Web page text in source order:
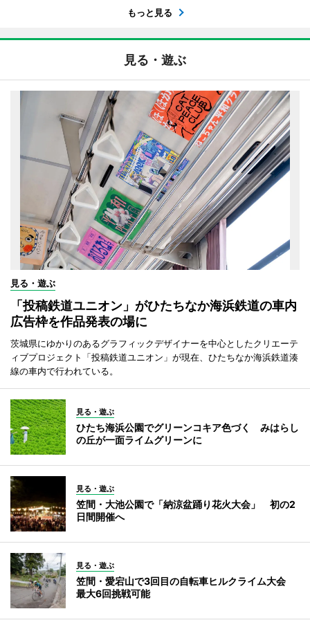
もっと見る
見る・遊ぶ
見る・遊ぶ
「投稿鉄道ユニオン」がひたちなか海浜鉄道の車内
広告枠を作品発表の場に
茨城県にゆかりのあるグラフィックデザイナーを中心としたクリエーテ
ィブプロジェクト「投稿鉄道ユニオン」が現在、ひたちなか海浜鉄道湊
線の車内で行われている。
見る・遊ぶ
ひたち海浜公園でグリーンコキア色づく みはらし
の丘が一面ライムグリーンに
見る・遊ぶ
笠間・大池公園で「納涼盆踊り花火大会」 初の2
日間開催へ
見る・遊ぶ
笠間・愛宕山で3回目の自転車ヒルクライム大会
最大6回挑戦可能